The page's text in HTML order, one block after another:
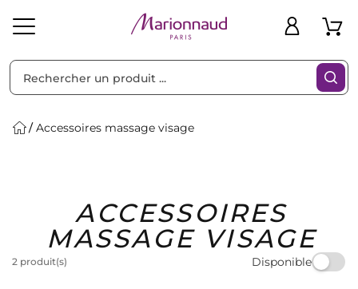
Solaire Homme Marques Idées
Cadeaux
Bons
Plans
Accessoires massage visage
ACCESSOIRES
MASSAGE VISAGE
2 produit(s) Disponible
Filtres